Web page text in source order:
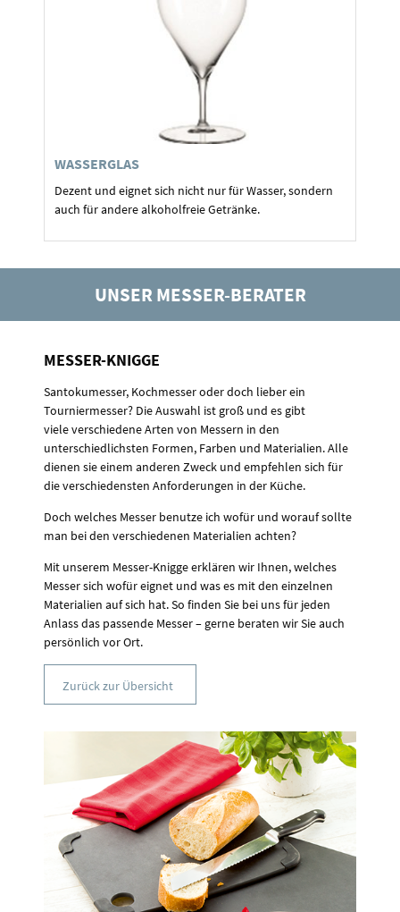
WASSERGLAS
Dezent und eignet sich nicht nur für Wasser, sondern
auch für andere alkoholfreie Getränke.
UNSER MESSER-BERATER
MESSER-KNIGGE
Santokumesser, Kochmesser oder doch lieber ein
Tourniermesser? Die Auswahl ist groß und es gibt
viele verschiedene Arten von Messern in den
unterschiedlichsten Formen, Farben und Materialien. Alle
dienen sie einem anderen Zweck und empfehlen sich für
die verschiedensten Anforderungen in der Küche.
Doch welches Messer benutze ich wofür und worauf sollte
man bei den verschiedenen Materialien achten?
Mit unserem Messer-Knigge erklären wir Ihnen, welches
Messer sich wofür eignet und was es mit den einzelnen
Materialien auf sich hat. So finden Sie bei uns für jeden
Anlass das passende Messer – gerne beraten wir Sie auch
persönlich vor Ort.
Zurück zur Übersicht